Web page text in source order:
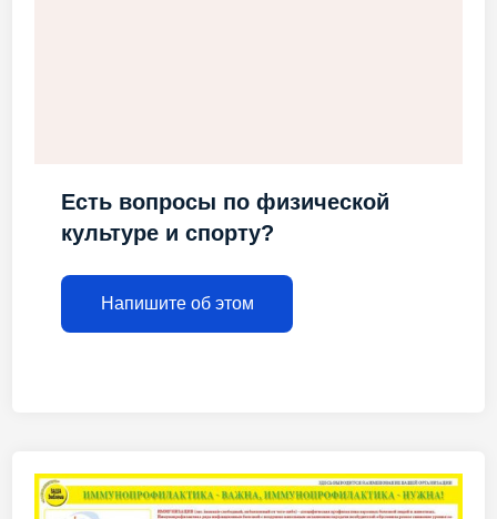
Есть вопросы по физической
культуре и спорту?
Напишите об этом